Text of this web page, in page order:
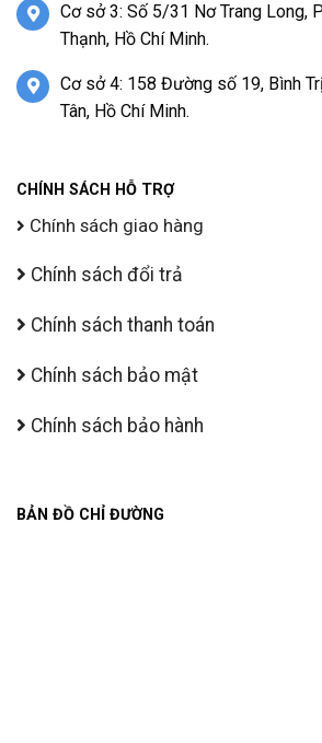
Cơ sở 3: Số 5/31 Nơ Trang Long,
Thạnh, Hồ Chí Minh.
Cơ sở 4: 158 Đường số 19, Bình
Tân, Hồ Chí Minh.
CHÍNH SÁCH HỖ TRỢ
Chính sách giao hàng
Chính sách đổi trả
Chính sách thanh toán
Chính sách bảo mật
Chính sách bảo hành
BẢN ĐỒ CHỈ ĐƯỜNG